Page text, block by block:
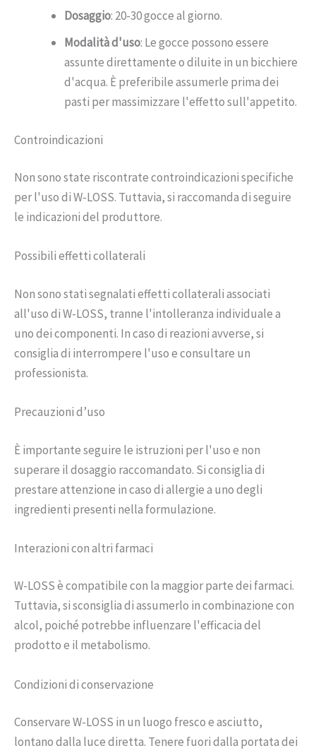
Dosaggio: 20-30 gocce al giorno.
Modalità d'uso: Le gocce possono essere
assunte direttamente o diluite in un bicchiere
d'acqua. È preferibile assumerle prima dei
pasti per massimizzare l'effetto sull'appetito.
Controindicazioni
Non sono state riscontrate controindicazioni specifiche
per l'uso di W-LOSS. Tuttavia, si raccomanda di seguire
le indicazioni del produttore.
Possibili effetti collaterali
Non sono stati segnalati effetti collaterali associati
all'uso di W-LOSS, tranne l'intolleranza individuale a
uno dei componenti. In caso di reazioni avverse, si
consiglia di interrompere l'uso e consultare un
professionista.
Precauzioni d’uso
È importante seguire le istruzioni per l'uso e non
superare il dosaggio raccomandato. Si consiglia di
prestare attenzione in caso di allergie a uno degli
ingredienti presenti nella formulazione.
Interazioni con altri farmaci
W-LOSS è compatibile con la maggior parte dei farmaci.
Tuttavia, si sconsiglia di assumerlo in combinazione con
alcol, poiché potrebbe influenzare l'efficacia del
prodotto e il metabolismo.
Condizioni di conservazione
Conservare W-LOSS in un luogo fresco e asciutto,
lontano dalla luce diretta. Tenere fuori dalla portata dei